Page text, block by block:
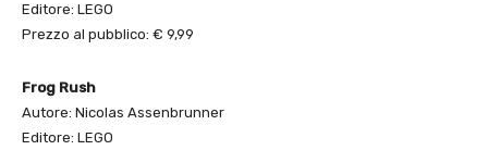
Editore: LEGO
Prezzo al pubblico: € 9,99
Frog Rush
Autore: Nicolas Assenbrunner
Editore: LEGO